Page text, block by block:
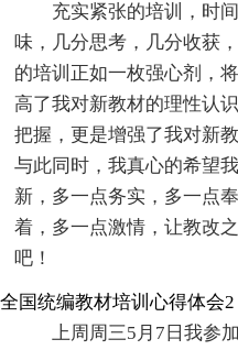
充实紧张的培训，时
味，几分思考，几分收获
的培训正如一枚强心剂，
高了我对新教材的理性认
把握，更是增强了我对新
与此同时，我真心的希望
新，多一点务实，多一点
着，多一点激情，让教改
吧！
全国统编教材培训心得体会2
上周周三5月7日我参